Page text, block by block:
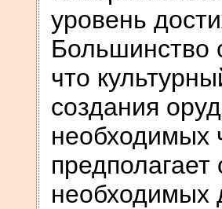
уровень
Большинство
что
создания
необходимых
необходимых